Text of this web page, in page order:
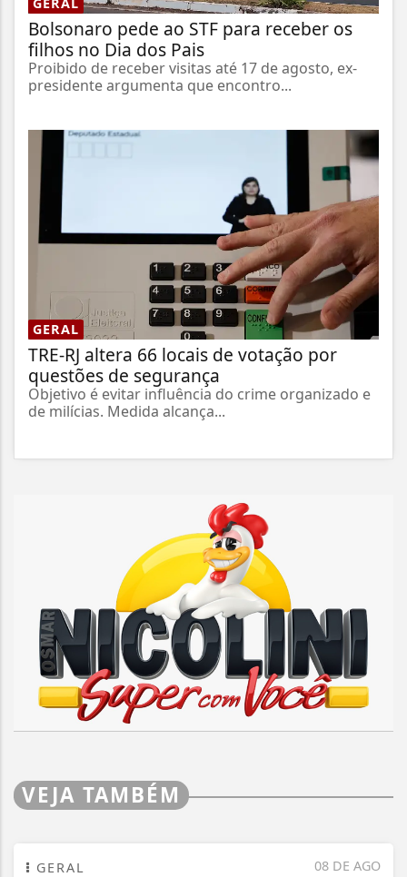
Bolsonaro pede ao STF para receber os
filhos no Dia dos Pais
Proibido de receber visitas até 17 de agosto, ex-
presidente argumenta que encontro...
GERAL
TRE-RJ altera 66 locais de votação por
questões de segurança
Objetivo é evitar influência do crime organizado e
de milícias. Medida alcança...
VEJA TAMBÉM
08 DE AGO
GERAL